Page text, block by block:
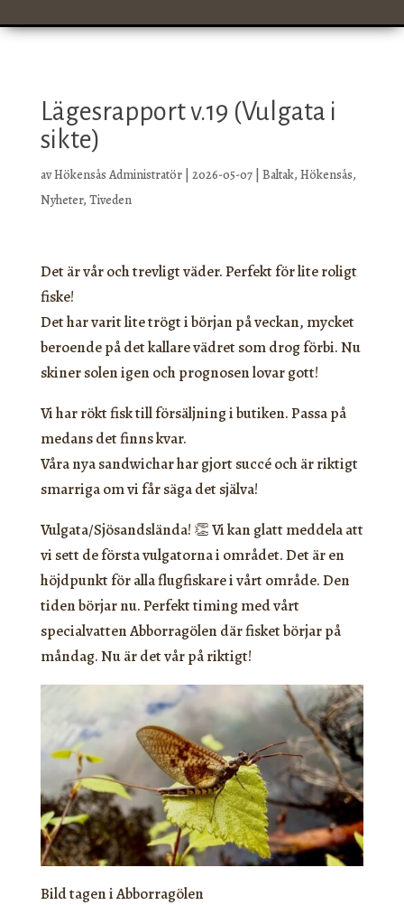
Lägesrapport v.19 (Vulgata i
sikte)
avHökensås Administratör| 2026-05-07| Baltak, Hökensås,
Nyheter, Tiveden
Det är vår och trevligt väder. Perfekt för lite roligt
fiske!
Det har varit lite trögt i början på veckan, mycket
beroende på det kallare vädret som drog förbi. Nu
skiner solen igen och prognosen lovar gott!
Vi har rökt fisk till försäljning i butiken. Passa på
medans det finns kvar.
Våra nya sandwichar har gjort succé och är riktigt
smarriga om vi får säga det själva!
Vulgata/Sjösandslända! 👏 Vi kan glatt meddela att
vi sett de första vulgatorna i området. Det är en
höjdpunkt för alla flugfiskare i vårt område. Den
tiden börjar nu. Perfekt timing med vårt
specialvatten Abborragölen där fisket börjar på
måndag. Nu är det vår på riktigt!
Bild tagen i Abborragölen